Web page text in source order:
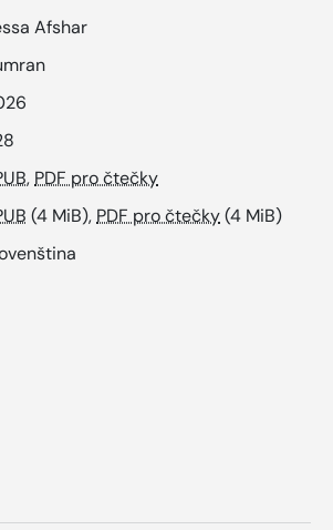
Afshar
, PDF pro čtečky
(4 MiB), PDF pro čtečky(4 MiB)